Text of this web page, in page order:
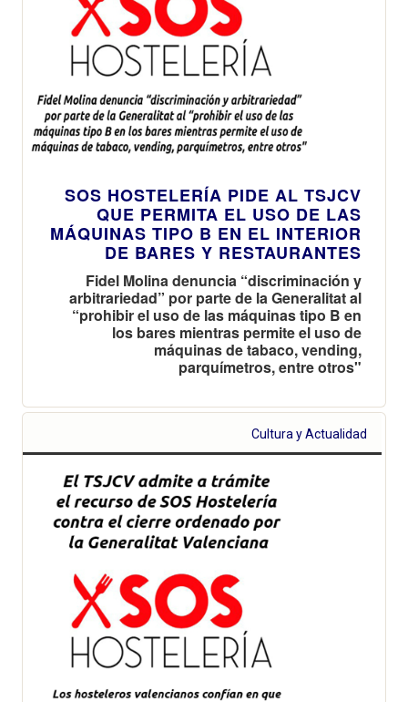
SOS HOSTELERÍA PIDE AL TSJCV
QUE PERMITA EL USO DE LAS
MÁQUINAS TIPO B EN EL INTERIOR
DE BARES Y RESTAURANTES
Fidel Molina denuncia “discriminación y
arbitrariedad” por parte de la Generalitat al
“prohibir el uso de las máquinas tipo B en
los bares mientras permite el uso de
máquinas de tabaco, vending,
parquímetros, entre otros"
Cultura y Actualidad